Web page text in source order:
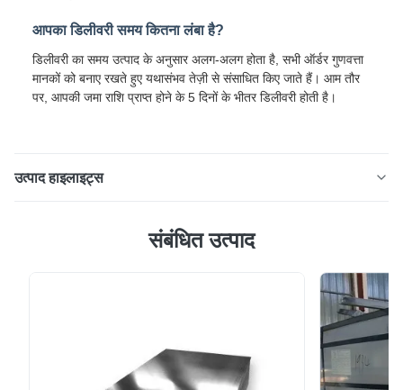
आपका डिलीवरी समय कितना लंबा है?
डिलीवरी का समय उत्पाद के अनुसार अलग-अलग होता है, सभी ऑर्डर गुणवत्ता
मानकों को बनाए रखते हुए यथासंभव तेज़ी से संसाधित किए जाते हैं। आम तौर
पर, आपकी जमा राशि प्राप्त होने के 5 दिनों के भीतर डिलीवरी होती है।
उत्पाद हाइलाइट्स
शटर बनाने के लिए कस्टम चौड़ाई DX51D+Z प्री-पेंटेड गैल्वेनाइज्ड
गया एक उच्च-गुणवत्ता वाला रंग-लेपित स्टील उत्पाद है। उत्पाद विनिर्देश
संबंधित उत्पाद